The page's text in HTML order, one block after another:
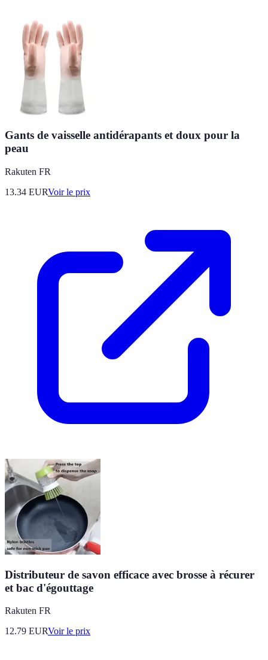
Gants de vaisselle antidérapants et doux pour la
peau
Rakuten FR
13.34 EURVoir le prix
Distributeur de savon efficace avec brosse à récurer
et bac d'égouttage
Rakuten FR
12.79 EURVoir le prix